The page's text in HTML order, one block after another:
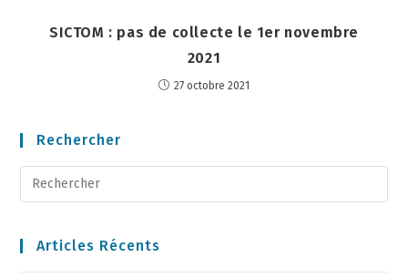
SICTOM : pas de collecte le 1er novembre
2021
27 octobre 2021
Rechercher
Articles Récents